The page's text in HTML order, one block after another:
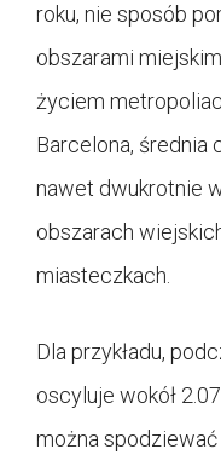
roku, nie sposób
obszarami
życiem
Barcelona, średnia
nawet dwukrotnie
obszarach
miasteczkach.
Dla przykładu,
oscyluje wokół
można